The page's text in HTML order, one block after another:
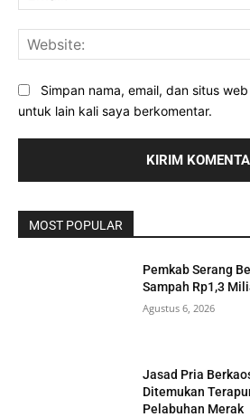
Simpan nama, email, dan situs
untuk lain kali saya berkomentar.
MOST POPULAR
Pemkab Serang
Sampah Rp1,3
Agustus 6, 2026
Jasad Pria
Ditemukan
Pelabuhan Merak